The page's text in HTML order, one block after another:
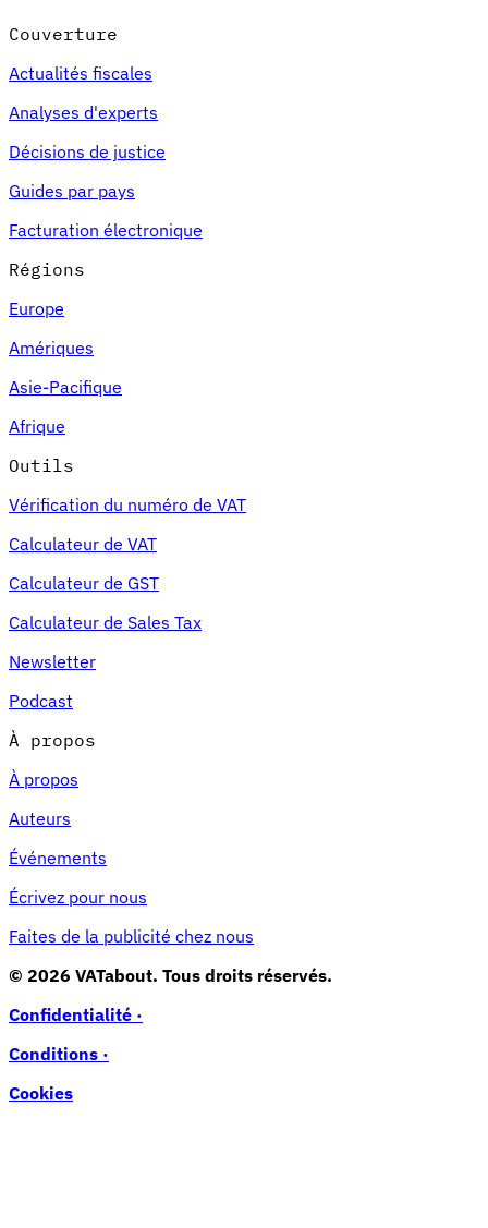
Couverture
Actualités fiscales
Analyses d'experts
Décisions de justice
Guides par pays
Facturation électronique
Régions
Europe
Amériques
Asie-Pacifique
Afrique
Outils
Vérification du numéro de VAT
Calculateur de VAT
Calculateur de GST
Calculateur de Sales Tax
Newsletter
Podcast
À propos
À propos
Auteurs
Événements
Écrivez pour nous
Faites de la publicité chez nous
© 2026 VATabout. Tous droits réservés.
Confidentialité ·
Conditions ·
Cookies